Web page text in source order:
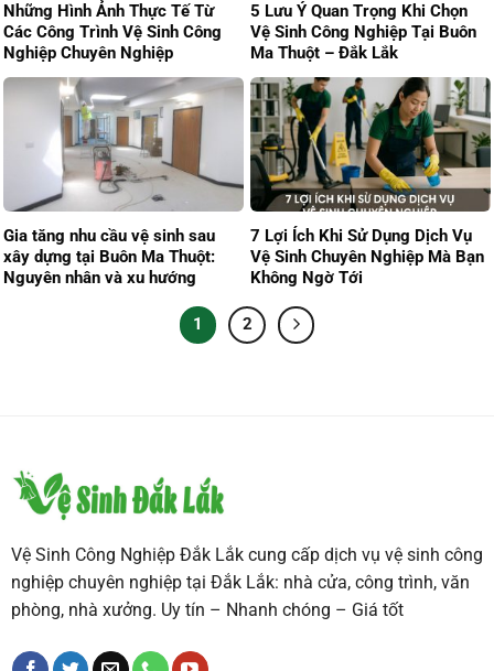
Những Hình Ảnh Thực Tế Từ
Các Công Trình Vệ Sinh Công
Nghiệp Chuyên Nghiệp
5 Lưu Ý Quan Trọng Khi Chọn
Vệ Sinh Công Nghiệp Tại Buôn
Ma Thuột – Đắk Lắk
Gia tăng nhu cầu vệ sinh sau
xây dựng tại Buôn Ma Thuột:
Nguyên nhân và xu hướng
7 Lợi Ích Khi Sử Dụng Dịch Vụ
Vệ Sinh Chuyên Nghiệp Mà Bạn
Không Ngờ Tới
1 2
Vệ Sinh Công Nghiệp Đắk Lắk cung cấp dịch vụ vệ sinh công
nghiệp chuyên nghiệp tại Đắk Lắk: nhà cửa, công trình, văn
phòng, nhà xưởng. Uy tín – Nhanh chóng – Giá tốt